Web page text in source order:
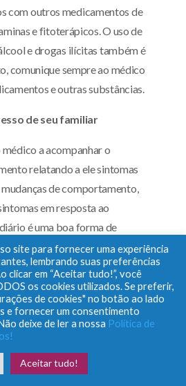
com outros medicamentos de
e fitoterápicos. O uso de
e drogas ilícitas também é
comunique sempre ao médico
e outras substâncias.
de seu familiar
a acompanhar o
relatando a ele sintomas
de comportamento,
em resposta ao
é uma boa forma de
do cotidiano, história dos
efeitos colaterais
ficar esquecidos com o
aos sinais de
site para fornecer uma experiência
lembrando suas preferências
clicar em “Aceitar tudo!”, você
os cookies utilizados. Se preferir,
de cookies" no botão ao lado
e fornecer um consentimento
deixe de ler a nossa Política de
Aceitar tudo!